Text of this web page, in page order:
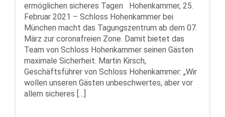
ermöglichen sicheres Tagen Hohenkammer, 25.
Februar 2021 – Schloss Hohenkammer bei
München macht das Tagungszentrum ab dem 07.
März zur coronafreien Zone. Damit bietet das
Team von Schloss Hohenkammer seinen Gästen
maximale Sicherheit. Martin Kirsch,
Geschäftsführer von Schloss Hohenkammer: „Wir
wollen unseren Gästen unbeschwertes, aber vor
allem sicheres […]